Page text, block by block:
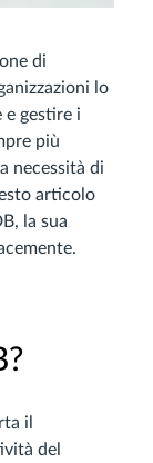
di
lo
e gestire i
più
necessità di
articolo
la sua
il
del